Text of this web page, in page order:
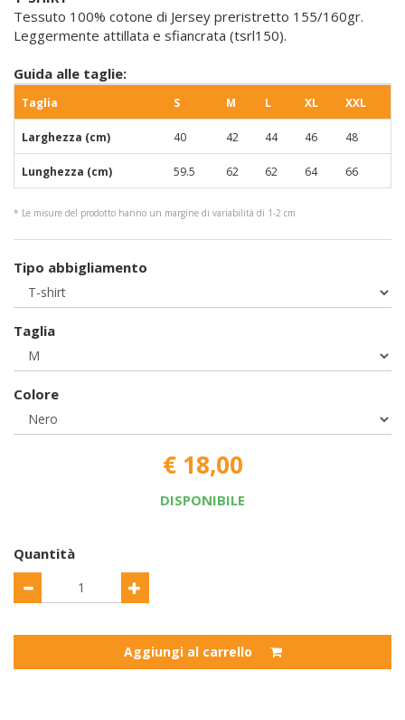
Tessuto 100% cotone di Jersey preristretto 155/160gr.
Leggermente attillata e sfiancrata (tsrl150).
Guida alle taglie:
Taglia S M L XL XXL
Larghezza (cm) 40 42 44 46 48
Lunghezza (cm) 59.5 62 62 64 66
* Le misure del prodotto hanno un margine di variabilità di 1-2 cm
Tipo abbigliamento
Taglia
Colore
€ 18,00
DISPONIBILE
Quantità
Aggiungi al carrello